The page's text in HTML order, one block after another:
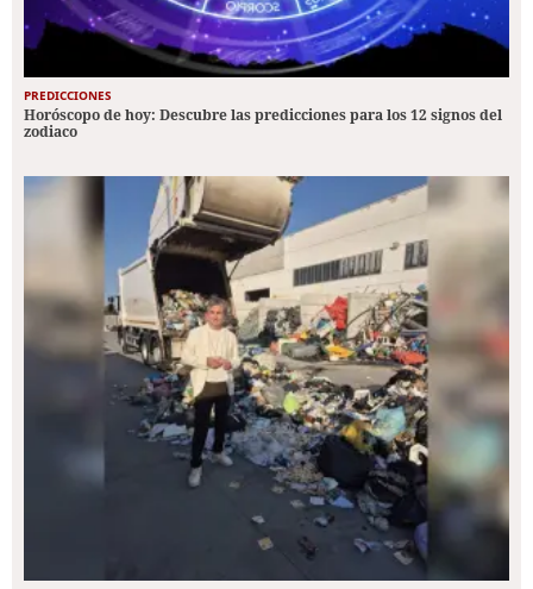
PREDICCIONES
Horóscopo de hoy: Descubre las predicciones para los 12 signos del
zodiaco